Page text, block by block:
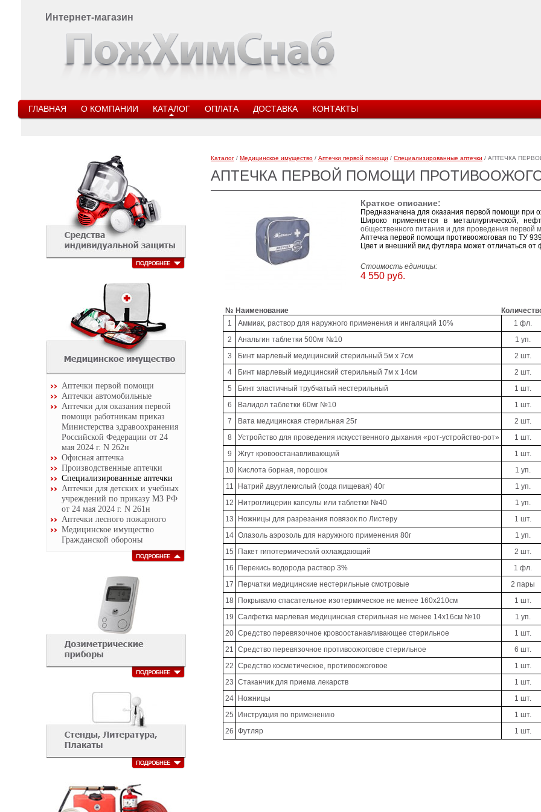
Интернет-магазин
ГЛАВНАЯ О КОМПАНИИ КАТАЛОГ ОПЛАТА ДОСТАВКА КОНТАКТЫ
Аптечки первой помощи
Аптечки автомобильные
Аптечки для оказания первой
помощи работникам приказ
Министерства здравоохранения
Российской Федерации от 24
мая 2024 г. N 262н
Офисная аптечка
Производственные аптечки
Специализированные аптечки
Аптечки для детских и учебных
учреждений по приказу МЗ РФ
от 24 мая 2024 г. N 261н
Аптечки лесного пожарного
Медицинское имущество
Гражданской обороны
Каталог / Медицинское имущество / Аптечки первой помощи / Специализированные аптечки / АПТЕЧКА
АПТЕЧКА ПЕРВОЙ ПОМОЩИ
Краткое описание:
Предназначена для оказания первой помощи при
Широко применяется в металлургической,
общественного питания и для проведения первой
Аптечка первой помощи противоожоговая по ТУ
Цвет и внешний вид футляра может отличаться от
Стоимость единицы:
4 550 руб.
№ Наименование
1
Аммиак, раствор для наружного применения и ингаляций 10%
1 фл.
2
Анальгин таблетки 500мг №10
1 уп.
3
Бинт марлевый медицинский стерильный 5м х 7см
2 шт.
4
Бинт марлевый медицинский стерильный 7м х 14см
2 шт.
5
Бинт эластичный трубчатый нестерильный
1 шт.
6
Валидол таблетки 60мг №10
1 шт.
7
Вата медицинская стерильная 25г
2 шт.
8
Устройство для проведения искусственного дыхания «рот-устройство-рот»
1 шт.
9
Жгут кровоостанавливающий
1 шт.
10
Кислота борная, порошок
1 уп.
11
Натрий двууглекислый (сода пищевая) 40г
1 уп.
12
Нитроглицерин капсулы или таблетки №40
1 уп.
13
Ножницы для разрезания повязок по Листеру
1 шт.
14 Олазоль аэрозоль для наружного применения 80г
1 уп.
15
Пакет гипотермический охлаждающий
2 шт.
16
Перекись водорода раствор 3%
1 фл.
17
Перчатки медицинские нестерильные смотровые
2 пары
18
Покрывало спасательное изотермическое не менее 160х210см
1 шт.
19 Салфетка марлевая медицинская стерильная не менее 14х16см №10
1 уп.
20 Средство перевязочное кровоостанавливающее стерильное
1 шт.
21 Средство перевязочное противоожоговое стерильное
6 шт.
22 Средство косметическое, противоожоговое
1 шт.
23 Стаканчик для приема лекарств
1 шт.
24
Ножницы
1 шт.
25
Инструкция по применению
1 шт.
26 Футляр 1 шт.